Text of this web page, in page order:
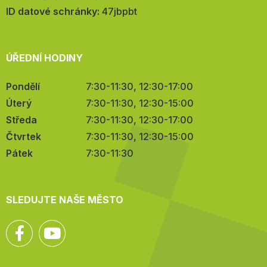
mail:
ID datové schránky: 47jbpbt
ÚŘEDNÍ HODINY
Pondělí
7:30-11:30, 12:30-17:00
Úterý
7:30-11:30, 12:30-15:00
Středa
7:30-11:30, 12:30-17:00
Čtvrtek
7:30-11:30, 12:30-15:00
Pátek
7:30-11:30
SLEDUJTE NAŠE MĚSTO
Facebook